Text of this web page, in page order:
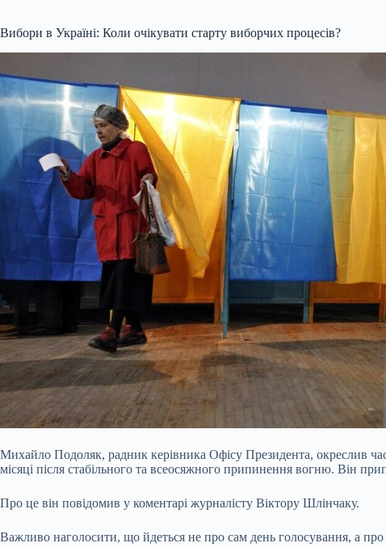
Вибори в Україні: Коли очікувати старту виборчих процесів?
Михайло Подоляк, радник керівника Офісу Президента, окреслив
місяці після стабільного та всеосяжного припинення вогню. Він
Про це він повідомив у коментарі журналісту Віктору Шлінчаку.
Важливо наголосити, що йдеться не про сам день голосування, а про